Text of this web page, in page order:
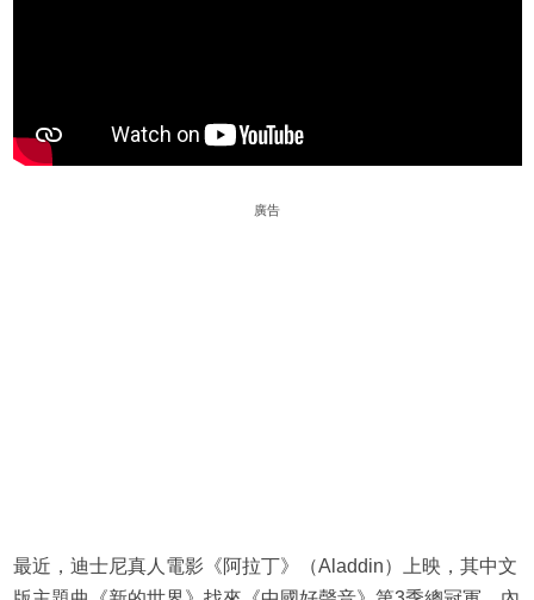
廣告
最近，迪士尼真人電影《阿拉丁》（Aladdin）上映，其中文